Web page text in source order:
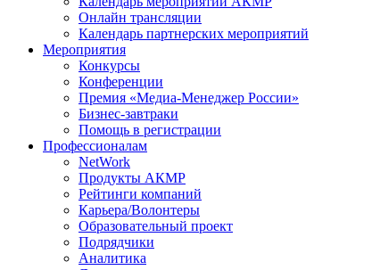
Онлайн трансляции
Календарь партнерских мероприятий
Мероприятия
Конкурсы
Конференции
Премия «Медиа-Менеджер России»
Бизнес-завтраки
Помощь в регистрации
Профессионалам
NetWork
Продукты АКМР
Рейтинги компаний
Карьера/Волонтеры
Образовательный проект
Подрядчики
Аналитика